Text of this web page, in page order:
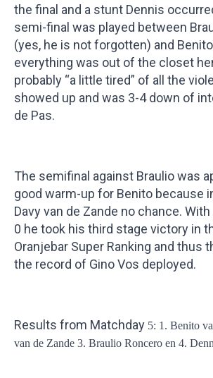
the final and a stunt Dennis
semi-final was played between
(yes, he is not forgotten) and
everything was out of the closet
probably “a little tired” of all the
showed up and was 3-4 down of
de Pas.
The semifinal against Braulio was
good warm-up for Benito because
Davy van de Zande no chance.
0 he took his third stage victory in
Oranjebar Super Ranking and thus
the record of Gino Vos deployed.
Results from Matchday 5: 1. Benito
van de Zande 3. Braulio Roncero en 4.